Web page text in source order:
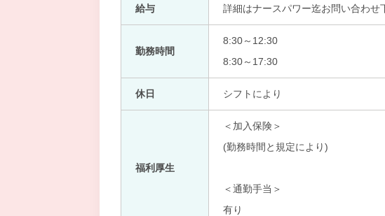
給与 詳細はナースパワー迄お問い合わせ
勤務時間
8:30～12:30
8:30～17:30
休日 シフトにより
福利厚生
＜加入保険＞
(勤務時間と規定により)
＜通勤手当＞
有り